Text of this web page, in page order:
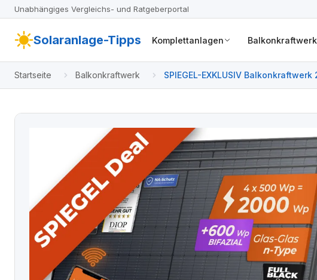
Unabhängiges Vergleichs- und Ratgeberportal
Solaranlage-Tipps Komplettanlagen Balkonkraftwerk
Startseite Balkonkraftwerk SPIEGEL-EXKLUSIV